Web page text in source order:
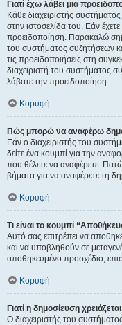
Γιατί έχω λάβει μια
Κάθε διαχειριστής
στην ιστοσελίδα του. Εάν
προειδοποίηση. Παρακαλώ
του συστήματος συζητήσεων
τις προειδοποιήσεις στη
διαχειριστή του συστήματος
λάβατε την προειδοποίηση.
Κορυφή
Πώς μπορώ να αναφέρω
Εάν ο διαχειριστής του
δείτε ένα κουμπί για την
που θέλετε να αναφέρετε.
βήματα για να αναφέρετε τη
Κορυφή
Τι είναι το κουμπί
Αυτό σας επιτρέπει να
και να υποβληθούν σε
αποθηκευμένο προσχέδιο,
Κορυφή
Γιατί η δημοσίευση
Ο διαχειριστής του